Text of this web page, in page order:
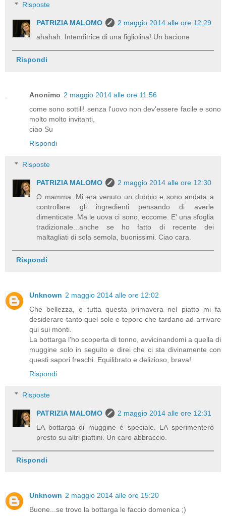
Risposte
PATRIZIA MALOMO
2 maggio 2014 alle ore 12:29
ahahah. Intenditrice di una figliolina! Un bacione
Rispondi
Anonimo 2 maggio 2014 alle ore 11:56
come sono sottili! senza l'uovo non dev'essere facile e sono
molto molto invitanti,
ciao Su
Rispondi
Risposte
PATRIZIA MALOMO
2 maggio 2014 alle ore 12:30
O mamma. Mi era venuto un dubbio e sono andata a
controllare gli ingredienti pensando di averle
dimenticate. Ma le uova ci sono, eccome. E' una sfoglia
tradizionale...anche se ho fatto di recente dei
maltagliati di sola semola, buonissimi. Ciao cara.
Rispondi
Unknown 2 maggio 2014 alle ore 12:02
Che bellezza, e tutta questa primavera nel piatto mi fa
desiderare tanto quel sole e tepore che tardano ad arrivare
qui sui monti.
La bottarga l'ho scoperta di tonno, avvicinandomi a quella di
muggine solo in seguito e direi che ci sta divinamente con
questi sapori freschi. Equilibrato e delizioso, brava!
Rispondi
Risposte
PATRIZIA MALOMO
2 maggio 2014 alle ore 12:31
LA bottarga di muggine è speciale. LA sperimenterò
presto su altri piattini. Un caro abbraccio.
Rispondi
Unknown 2 maggio 2014 alle ore 15:20
Buone...se trovo la bottarga le faccio domenica ;)